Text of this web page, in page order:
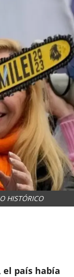
HISTÓRICO
el país había